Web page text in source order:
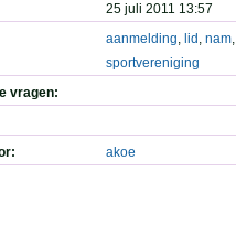
25 juli 2011 13:57
aanmelding, lid , nam,
sportvereniging
vragen:
akoe